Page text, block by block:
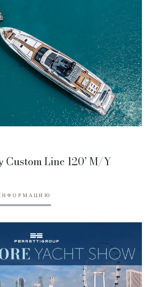
Custom Line 120’ M/Y